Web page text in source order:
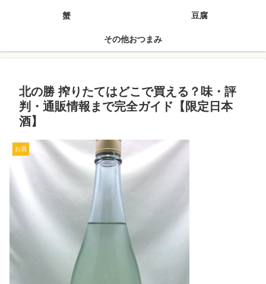
蟹 豆腐
その他おつまみ
北の勝 搾りたてはどこで買える？味・評
判・通販情報まで完全ガイド【限定日本
酒】
お酒